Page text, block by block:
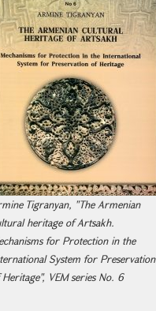
Tigranyan, "The Armenian
heritage of Artsakh.
for Protection in the
System for Preservation
VEM series No. 6